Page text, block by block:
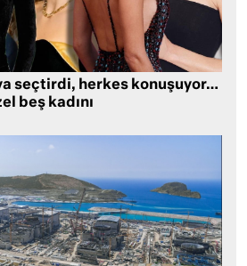
seçtirdi, herkes konuşuyor…
beş kadını